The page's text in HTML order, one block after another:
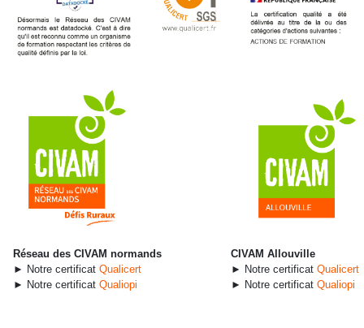
Réseau des CIVAM normands
► Notre certificat Qualicert
► Notre certificat Qualiopi
CIVAM Allouville
► Notre certificat Qualicert
► Notre certificat Qualiopi